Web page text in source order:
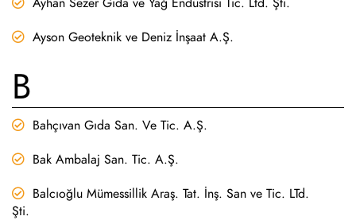
Ayson Geoteknik ve Deniz İnşaat A.Ş.
B
Bahçıvan Gıda San. Ve Tic. A.Ş.
Bak Ambalaj San. Tic. A.Ş.
Balcıoğlu Mümessillik Araş. Tat. İnş. San ve Tic. LTd.
Şti.